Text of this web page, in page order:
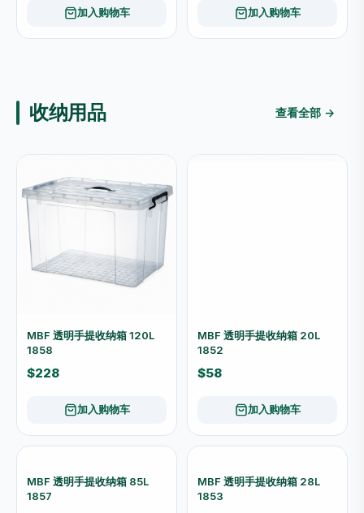
加入购物车 加入购物车
收纳用品 查看全部 →
MBF 透明手提收纳箱 120L
1858
$228
加入购物车
MBF 透明手提收纳箱 20L
1852
$58
加入购物车
MBF 透明手提收纳箱 28L
1853